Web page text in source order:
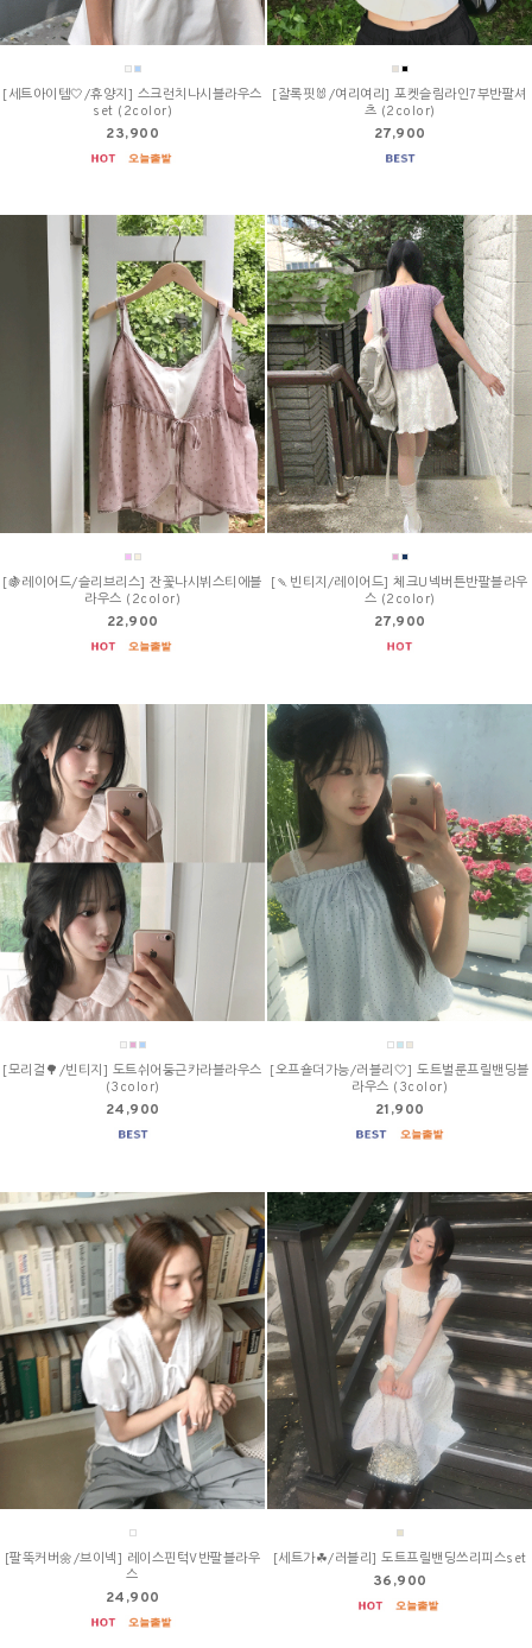
[세트아이템🤍/휴양지] 스크런치나시블라우스
set (2color)
23,900
[잘록핏🐰/여리여리] 포켓슬림라인7부반팔셔
츠 (2color)
27,900
[🍇레이어드/슬리브리스] 잔꽃나시뷔스티에블
라우스 (2color)
22,900
[🍡빈티지/레이어드] 체크U넥버튼반팔블라우
스 (2color)
27,900
[모리걸🌳/빈티지] 도트쉬어둥근카라블라우스
(3color)
24,900
[오프숄더가능/러블리🤍] 도트벌룬프릴밴딩블
라우스 (3color)
21,900
[팔뚝커버🌼/브이넥] 레이스핀턱V반팔블라우
스
24,900
[세트가☘/러블리] 도트프릴밴딩쓰리피스set
36,900